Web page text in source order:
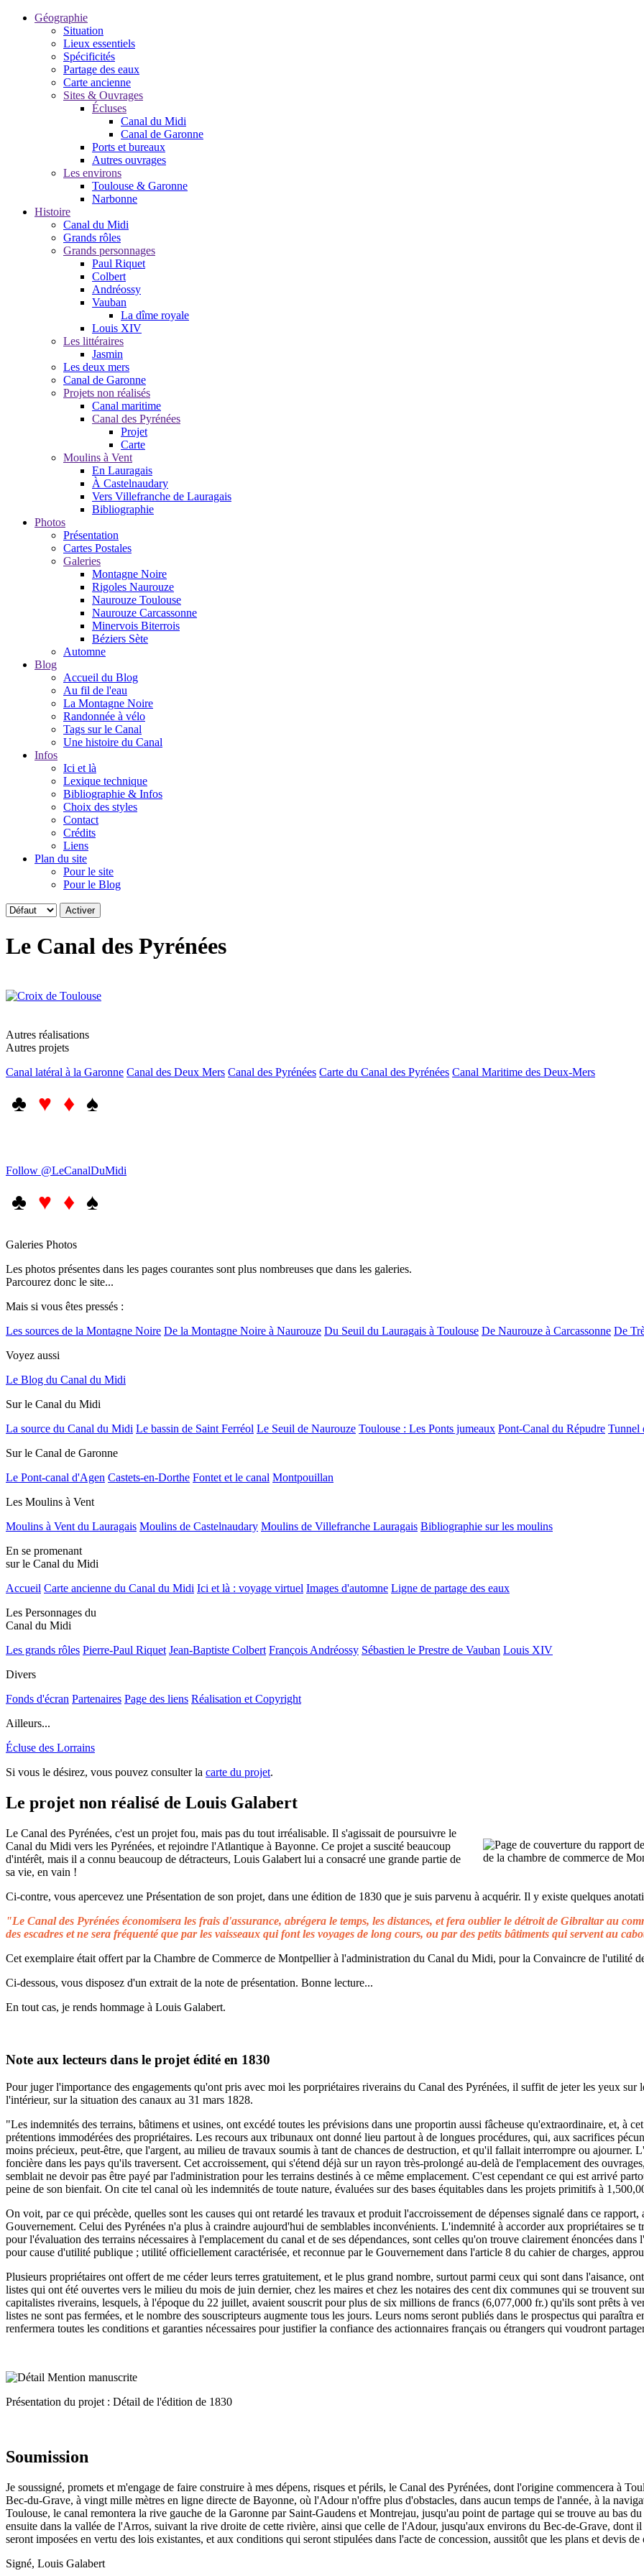
Géographie
Situation
Lieux essentiels
Spécificités
Partage des eaux
Carte ancienne
Sites & Ouvrages
Écluses
Canal du Midi
Canal de Garonne
Ports et bureaux
Autres ouvrages
Les environs
Toulouse & Garonne
Narbonne
Histoire
Canal du Midi
Grands rôles
Grands personnages
Paul Riquet
Colbert
Andréossy
Vauban
La dîme royale
Louis XIV
Les littéraires
Jasmin
Les deux mers
Canal de Garonne
Projets non réalisés
Canal maritime
Canal des Pyrénées
Projet
Carte
Moulins à Vent
En Lauragais
À Castelnaudary
Vers Villefranche de Lauragais
Bibliographie
Photos
Présentation
Cartes Postales
Galeries
Montagne Noire
Rigoles Naurouze
Naurouze Toulouse
Naurouze Carcassonne
Minervois Biterrois
Béziers Sète
Automne
Blog
Accueil du Blog
Au fil de l'eau
La Montagne Noire
Randonnée à vélo
Tags sur le Canal
Une histoire du Canal
Infos
Ici et là
Lexique technique
Bibliographie & Infos
Choix des styles
Contact
Crédits
Liens
Plan du site
Pour le site
Pour le Blog
Le Canal des Pyrénées
Autres réalisations
Autres projets
Canal latéral à la Garonne Canal des Deux Mers Canal des Pyrénées Carte du Canal des Pyrénées Canal Maritime des Deux-Mers
♣ ♥ ♦ ♠
Follow @LeCanalDuMidi
♣ ♥ ♦ ♠
Galeries Photos
Les photos présentes dans les pages courantes sont plus nombreuses que dans les galeries.
Parcourez donc le site...
Mais si vous êtes pressés :
Les sources de la Montagne Noire De la Montagne Noire à Naurouze Du Seuil du Lauragais à Toulouse De Naurouze à Carcassonne De
Voyez aussi
Le Blog du Canal du Midi
Sur le Canal du Midi
La source du Canal du Midi Le bassin de Saint Ferréol Le Seuil de Naurouze Toulouse : Les Ponts jumeaux Pont-Canal du Répudre Tunnel
Sur le Canal de Garonne
Le Pont-canal d'Agen Castets-en-Dorthe Fontet et le canal Montpouillan
Les Moulins à Vent
Moulins à Vent du Lauragais Moulins de Castelnaudary Moulins de Villefranche Lauragais Bibliographie sur les moulins
En se promenant
sur le Canal du Midi
Accueil Carte ancienne du Canal du Midi Ici et là : voyage virtuel Images d'automne Ligne de partage des eaux
Les Personnages du
Canal du Midi
Les grands rôles Pierre-Paul Riquet Jean-Baptiste Colbert François Andréossy Sébastien le Prestre de Vauban Louis XIV
Divers
Fonds d'écran Partenaires Page des liens Réalisation et Copyright
Ailleurs...
Écluse des Lorrains
Si vous le désirez, vous pouvez consulter la carte du projet.
Le projet non réalisé de Louis Galabert
Le Canal des Pyrénées, c'est un projet fou, mais pas du tout irréalisable. Il s'agissait de poursuivre le
Canal du Midi vers les Pyrénées, et rejoindre l'Atlantique à Bayonne. Ce projet a suscité beaucoup
d'intérêt, mais il a connu beaucoup de détracteurs, Louis Galabert lui a consacré une grande partie de
sa vie, en vain !
Ci-contre, vous apercevez une Présentation de son projet, dans une édition de 1830 que je suis parvenu à acquérir. Il y existe quelques
"Le Canal des Pyrénées économisera les frais d'assurance, abrégera le temps, les distances, et fera oublier le détroit de Gibraltar au
des escadres et ne sera fréquenté que par les vaisseaux qui font les voyages de long cours, ou par des petits bâtiments qui servent au
Cet exemplaire était offert par la Chambre de Commerce de Montpellier à l'administration du Canal du Midi, pour la Convaincre de l'utilité
Ci-dessous, vous disposez d'un extrait de la note de présentation. Bonne lecture...
En tout cas, je rends hommage à Louis Galabert.
Note aux lecteurs dans le projet édité en 1830
Pour juger l'importance des engagements qu'ont pris avec moi les porpriétaires riverains du Canal des Pyrénées, il suffit de jeter les yeux
l'intérieur, sur la situation des canaux au 31 mars 1828.
"Les indemnités des terrains, bâtimens et usines, ont excédé toutes les prévisions dans une proportin aussi fâcheuse qu'extraordinaire, et, à
prétentions immodérées des propriétaires. Les recours aux tribunaux ont donné lieu partout à de longues procédures, qui, aux sacrifices
moins précieux, peut-être, que l'argent, au milieu de travaux soumis à tant de chances de destruction, et qu'il fallait interrompre ou ajourner.
foncière dans les pays qu'ils traversent. Cet accroissement, qui s'étend déjà sur un rayon très-prolongé au-delà de l'emplacement des
semblait ne devoir pas être payé par l'administration pour les terrains destinés à ce même emplacement. C'est cependant ce qui est arrivé
peine de son bienfait. On cite tel canal où les indemnités de toute nature, évaluées sur des bases équitables dans les projets primitifs à
On voit, par ce qui précède, quelles sont les causes qui ont retardé les travaux et produit l'accroissement de dépenses signalé dans ce
Gouvernement. Celui des Pyrénées n'a plus à craindre aujourd'hui de semblables inconvénients. L'indemnité à accorder aux propriétaires se
pour l'évaluation des terrains nécessaires à l'emplacement du canal et de ses dépendances, sont celles qu'on trouve clairement énoncées
pour cause d'utilité publique ; utilité officiellement caractérisée, et reconnue par le Gouvernement dans l'article 8 du cahier de charges,
Plusieurs propriétaires ont offert de me céder leurs terres gratuitement, et le plus grand nombre, surtout parmi ceux qui sont dans l'aisance,
listes qui ont été ouvertes vers le milieu du mois de juin dernier, chez les maires et chez les notaires des cent dix communes qui se trouvent
capitalistes riverains, lesquels, à l'époque du 22 juillet, avaient souscrit pour plus de six millions de francs (6,077,000 fr.) qu'ils sont prêts à
listes ne sont pas fermées, et le nombre des souscripteurs augmente tous les jours. Leurs noms seront publiés dans le prospectus qui
renfermera toutes les conditions et garanties nécessaires pour justifier la confiance des actionnaires français ou étrangers qui voudront
Présentation du projet : Détail de l'édition de 1830
Soumission
Je soussigné, promets et m'engage de faire construire à mes dépens, risques et périls, le Canal des Pyrénées, dont l'origine commencera à
Bec-du-Grave, à vingt mille mètres en ligne directe de Bayonne, où l'Adour n'offre plus d'obstacles, dans aucun temps de l'année, à la
Toulouse, le canal remontera la rive gauche de la Garonne par Saint-Gaudens et Montrejau, jusqu'au point de partage qui se trouve au bas
ensuite dans la vallée de l'Arros, suivant la rive droite de cette rivière, ainsi que celle de l'Adour, jusqu'aux environs du Bec-de-Grave, dont
seront imposées en vertu des lois existantes, et aux conditions qui seront stipulées dans l'acte de concession, aussitôt que les plans et devis
Signé, Louis Galabert